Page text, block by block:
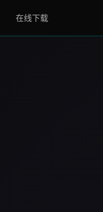
在线下载